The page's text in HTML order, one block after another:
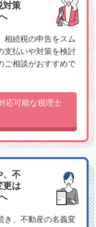
対策
相続税の申告をスム
支払いや対策を検討
ご相談がおすすめで
応可能な税理士
、不
更は
き、不動産の名義変